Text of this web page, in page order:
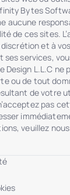
Bytes
aucune
de ces sites.
et à
ses services,
Design L.L.C ne
ou de tout
de votre
pas
veuillez